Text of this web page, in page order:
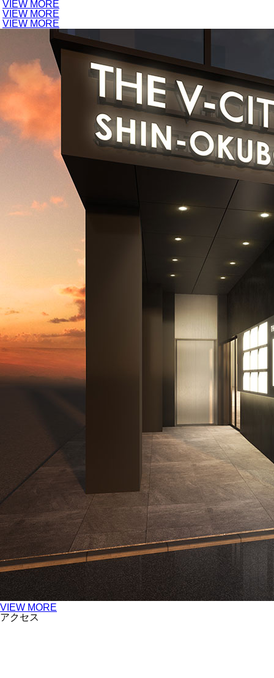
VIEW MORE
VIEW MORE
VIEW MORE
VIEW MORE
アクセス